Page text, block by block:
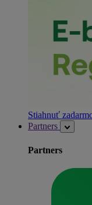
Stiahnuť
Partners
Partners